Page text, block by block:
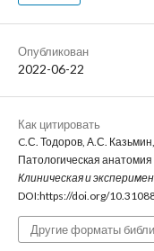
Опубликован
2022-06-22
Как цитировать
C.С. Тодоров, А.С.
Патологическая
Клиническая и
DOI:https://doi.org/
Другие форматы